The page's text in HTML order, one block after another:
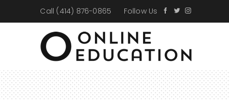
Call (414) 876-0865 Follow Us Facebook
Twitter